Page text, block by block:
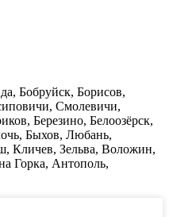
Бобруйск, Борисов,
Смолевичи,
Березино, Белоозёрск,
Быхов, Любань,
Кличев, Зельва, Воложин,
Горка, Антополь,